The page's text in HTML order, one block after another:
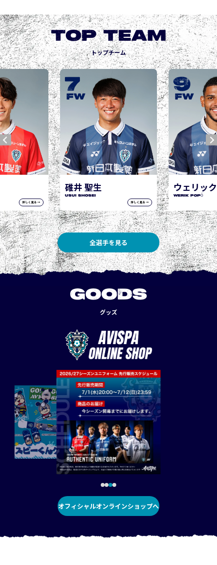
TOP TEAM
トップチーム
詳しく見る →
ウェリック ポポ
WERIK POPÓ
詳しく見る →
9
FW
城後 寿
JOGO Hisashi
10
FW
全選手を見る
GOODS
グッズ
オフィシャルオンラインショップへ